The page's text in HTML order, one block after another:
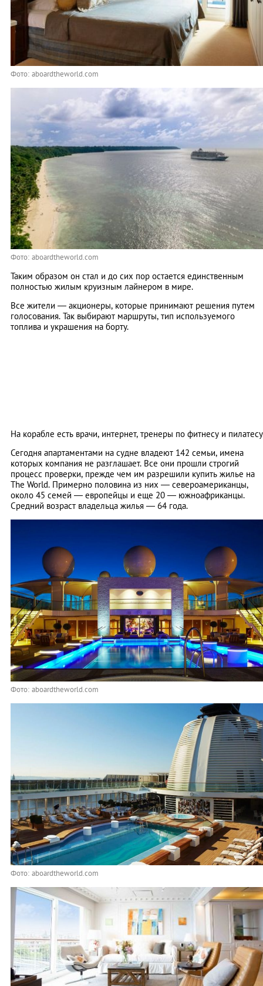
Фото: aboardtheworld.com
Фото: aboardtheworld.com
Таким образом он стал и до сих пор остается единственным
полностью жилым круизным лайнером в мире.
Все жители — акционеры, которые принимают решения путем
голосования. Так выбирают маршруты, тип используемого
топлива и украшения на борту.
На корабле есть врачи, интернет, тренеры по фитнесу и
Сегодня апартаментами на судне владеют 142 семьи, имена
которых компания не разглашает. Все они прошли строгий
процесс проверки, прежде чем им разрешили купить жилье на
The World. Примерно половина из них — североамериканцы,
около 45 семей — европейцы и еще 20 — южноафриканцы.
Средний возраст владельца жилья — 64 года.
Фото: aboardtheworld.com
Фото: aboardtheworld.com